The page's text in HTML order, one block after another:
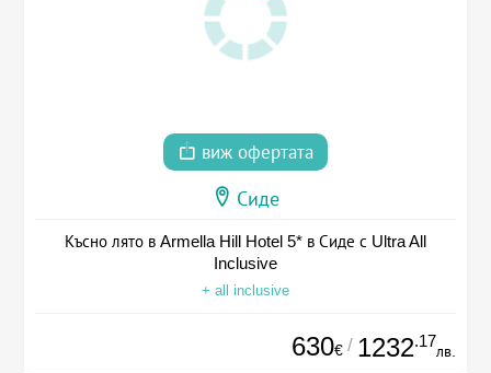
виж офертата
Сиде
Късно лято в Armella Hill Hotel 5* в Сиде с Ultra All
Inclusive
+ all inclusive
630€ / 1232.17
лв.